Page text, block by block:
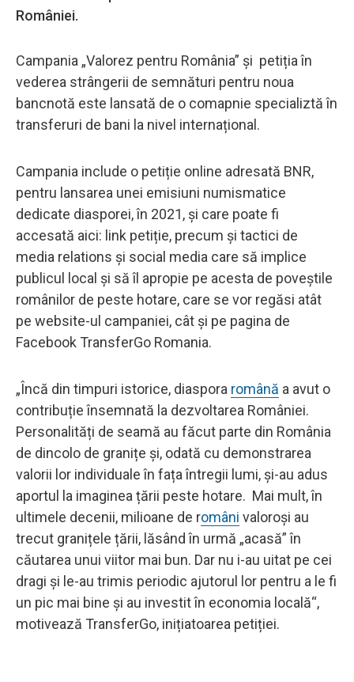
României.
Campania „Valorez pentru România” și petiția în
vederea strângerii de semnături pentru noua
bancnotă este lansată de o comapnie specializtă în
transferuri de bani la nivel internațional.
Campania include o petiție online adresată BNR,
pentru lansarea unei emisiuni numismatice
dedicate diasporei, în 2021, și care poate fi
accesată aici: link petiție, precum și tactici de
media relations și social media care să implice
publicul local și să îl apropie pe acesta de poveștile
românilor de peste hotare, care se vor regăsi atât
pe website-ul campaniei, cât și pe pagina de
Facebook TransferGo Romania.
„Încă din timpuri istorice, diaspora română a avut o
contribuție însemnată la dezvoltarea României.
Personalități de seamă au făcut parte din România
de dincolo de granițe și, odată cu demonstrarea
valorii lor individuale în fața întregii lumi, și-au adus
aportul la imaginea țării peste hotare. Mai mult, în
ultimele decenii, milioane de români valoroși au
trecut granițele țării, lăsând în urmă „acasă” în
căutarea unui viitor mai bun. Dar nu i-au uitat pe cei
dragi și le-au trimis periodic ajutorul lor pentru a le fi
un pic mai bine și au investit în economia locală“,
motivează TransferGo, inițiatoarea petiției.